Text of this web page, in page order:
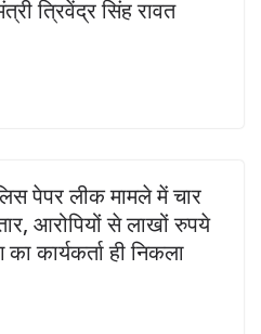
त्रिवेंद्र सिंह रावत
पेपर लीक मामले में चार
आरोपियों से लाखों रुपये
कार्यकर्ता ही निकला